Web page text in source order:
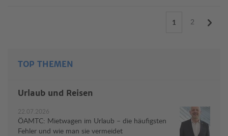
1 2
TOP THEMEN
Urlaub und Reisen
22.07.2026
ÖAMTC: Mietwagen im Urlaub – die häufigsten
Fehler und wie man sie vermeidet